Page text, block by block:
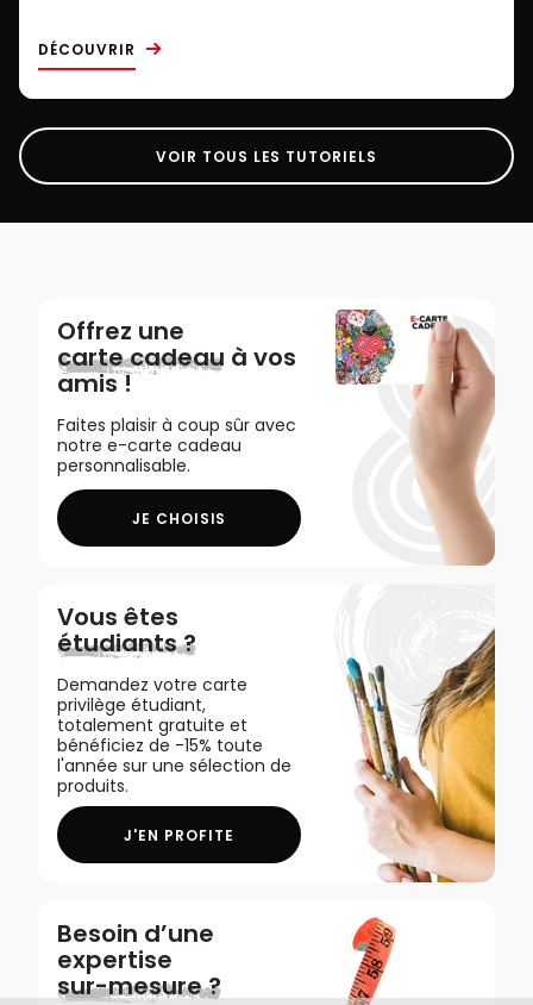
DÉCOUVRIR
VOIR TOUS LES TUTORIELS
Offrez une
carte cadeau à vos
amis !
Faites plaisir à coup sûr avec
notre e-carte cadeau
personnalisable.
JE CHOISIS
Vous êtes
étudiants ?
Demandez votre carte
privilège étudiant,
totalement gratuite et
bénéficiez de -15% toute
l'année sur une sélection de
produits.
J'EN PROFITE
Besoin d’une
expertise
sur-mesure ?